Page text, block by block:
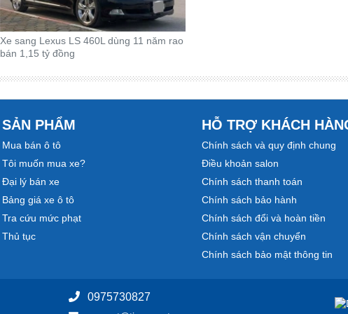
Xe sang Lexus LS 460L dùng 11 năm rao
bán 1,15 tỷ đồng
SẢN PHẨM
Mua bán ô tô
Tôi muốn mua xe?
Đại lý bán xe
Bảng giá xe ô tô
Tra cứu mức phạt
Thủ tục
HỖ TRỢ KHÁCH
Chính sách và quy định chung
Điều khoản salon
Chính sách thanh toán
Chính sách bảo hành
Chính sách đổi và hoàn tiền
Chính sách vận chuyển
Chính sách bảo mật thông tin
0975730827